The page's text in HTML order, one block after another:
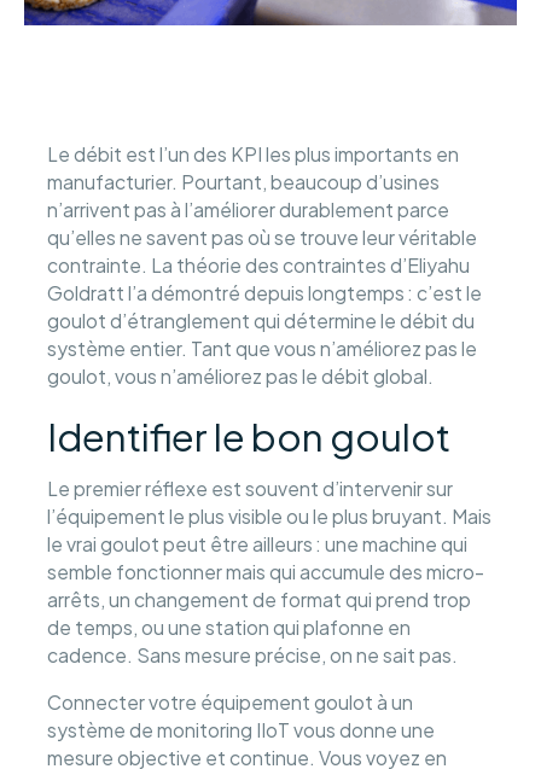
Le débit est l’un des KPI les plus importants en
manufacturier. Pourtant, beaucoup d’usines
n’arrivent pas à l’améliorer durablement parce
qu’elles ne savent pas où se trouve leur véritable
contrainte. La théorie des contraintes d’Eliyahu
Goldratt l’a démontré depuis longtemps : c’est le
goulot d’étranglement qui détermine le débit du
système entier. Tant que vous n’améliorez pas le
goulot, vous n’améliorez pas le débit global.
Identifier le bon goulot
Le premier réflexe est souvent d’intervenir sur
l’équipement le plus visible ou le plus bruyant. Mais
le vrai goulot peut être ailleurs : une machine qui
semble fonctionner mais qui accumule des micro-
arrêts, un changement de format qui prend trop
de temps, ou une station qui plafonne en
cadence. Sans mesure précise, on ne sait pas.
Connecter votre équipement goulot à un
système de monitoring IIoT vous donne une
mesure objective et continue. Vous voyez en